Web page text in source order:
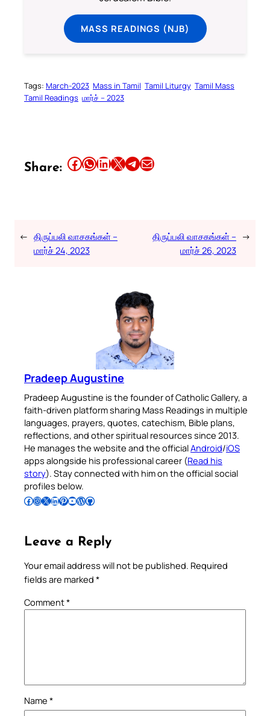
MASS READINGS (NJB)
Tags: March-2023 Mass in Tamil Tamil Liturgy Tamil Mass
Tamil Readings மார்ச் – 2023
Share: Share this article on Facebook Share this article on WhatsApp Share this article on LinkedIn Share this article on X Share this article on TelegramEmail this Article
← திருப்பலி வாசகங்கள் –
மார்ச் 24, 2023
திருப்பலி வாசகங்கள் –
மார்ச் 26, 2023
→
Pradeep Augustine
Pradeep Augustine is the founder of Catholic Gallery, a
faith-driven platform sharing Mass Readings in multiple
languages, prayers, quotes, catechism, Bible plans,
reflections, and other spiritual resources since 2013.
He manages the website and the officialAndroid/iOS
apps alongside his professional career (Read his
story). Stay connected with him on the official social
profiles below.
Follow Pradeep on Facebook Follow Pradeep on InstagramFollow Pradeep on X Follow Pradeep on LinkedIn Follow Pradeep on Pinterest Subscribe to Pradeep’s Youtube Channel Follow Pradeep on WordPress Follow Pradeep on GitHub
Leave a Reply
Your email address will not be published. Required
fields are marked *
Comment*
Name *